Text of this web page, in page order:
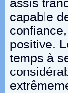
assis
capable
positive.
temps à